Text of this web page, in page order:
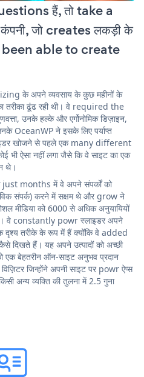
हैं, तो take a
जो creates लकड़ी के
में been able to create
के अपने व्यवसाय के कुछ महीनों के
ढूंढ रही थी। वे required the
उनके हल्के और एर्गोनोमिक डिज़ाइन,
OceanWP ने इसके लिए पर्याप्त
खोजने से पहले एक many different
भी ऐसा नहीं लगा जैसे कि वे साइट का एक
थे।
just months में वे अपने संपर्कों को
संपर्क) करने में सक्षम थे और grow ने
मीडिया को 6000 से अधिक अनुयायियों
वे constantly powr स्लाइडर अपने
दृश्य तरीके के रूप में हैं क्योंकि वे added
दिखते हैं। यह अपने उत्पादों को अच्छी
एक बेहतरीन ऑन-साइट अनुभव प्रदान
जिन्होंने अपनी साइट पर powr ऐप्स
अन्य व्यक्ति की तुलना में 2.5 गुना